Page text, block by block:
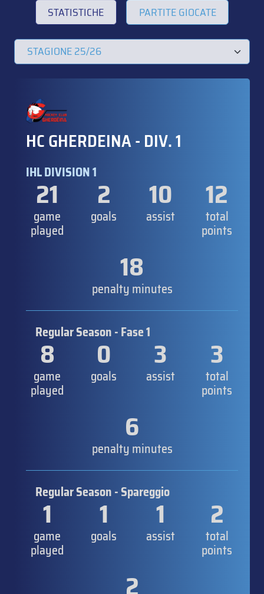
STATISTICHE PARTITE GIOCATE
HC GHERDEINA - DIV. 1
IHL DIVISION 1
21
game
played
2
goals
10
assist
12
total
points
18
penalty minutes
Regular Season - Fase 1
8
game
played
0
goals
3
assist
3
total
points
6
penalty minutes
Regular Season - Spareggio
1
game
played
1
goals
1
assist
2
total
points